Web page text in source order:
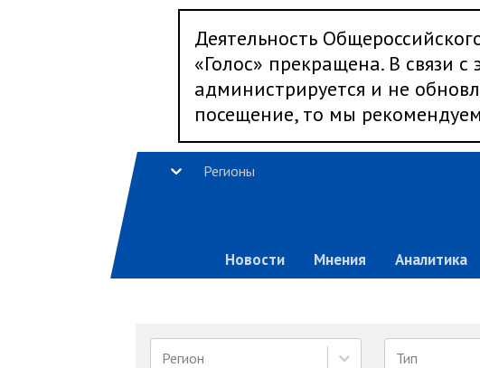
Деятельность
«Голос» прекращена. В связи
администрируется и не
посещение, то мы
Регионы
Новости Мнения Аналитика
Регион Тип